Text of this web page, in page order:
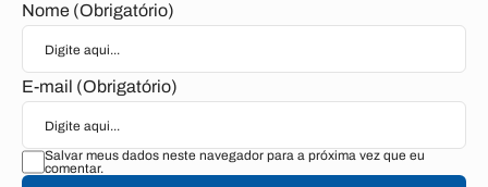
Nome (Obrigatório)
E-mail (Obrigatório)
Salvar meus dados neste navegador para a próxima vez que eu
comentar.